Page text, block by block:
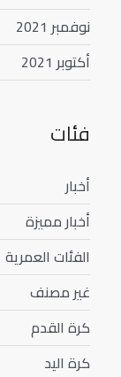
نوفمبر 2021
أكتوبر 2021
فئات
أخبار
أخبار مميزة
الفئات العمرية
غير مصنف
كرة القدم
كرة اليد